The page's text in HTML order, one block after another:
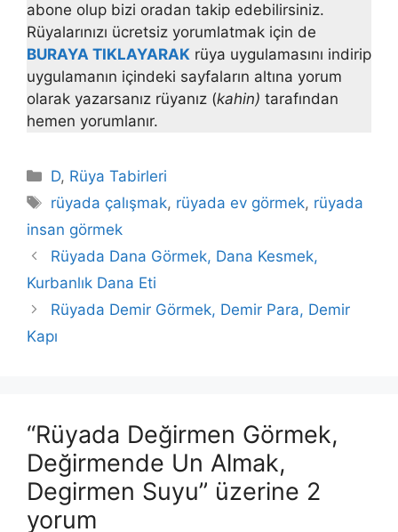
abone olup bizi oradan takip edebilirsiniz.
Rüyalarınızı ücretsiz yorumlatmak için de
BURAYA TIKLAYARAK rüya uygulamasını indirip
uygulamanın içindeki sayfaların altına yorum
olarak yazarsanız rüyanız (kahin) tarafından
hemen yorumlanır.
Kategoriler
D, Rüya Tabirleri
Etiketler
rüyada çalışmak, rüyada ev görmek, rüyada
insan görmek
Rüyada Dana Görmek, Dana Kesmek,
Kurbanlık Dana Eti
Rüyada Demir Görmek, Demir Para, Demir
Kapı
“Rüyada Değirmen Görmek,
Değirmende Un Almak,
Degirmen Suyu” üzerine 2
yorum